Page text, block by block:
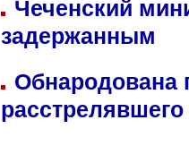
Чеченский
задержанным
Обнародована